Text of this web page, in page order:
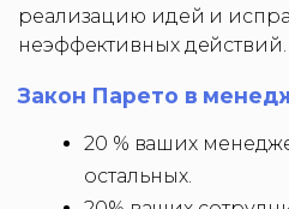
реализацию идей и
неэффективных действий.
Закон Парето в
20 % ваших
остальных.